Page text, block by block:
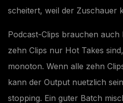
scheitert, weil der Zuschauer
Podcast-Clips brauchen auch
zehn Clips nur Hot Takes
monoton. Wenn alle zehn
kann der Output nuetzlich
stopping. Ein guter Batch